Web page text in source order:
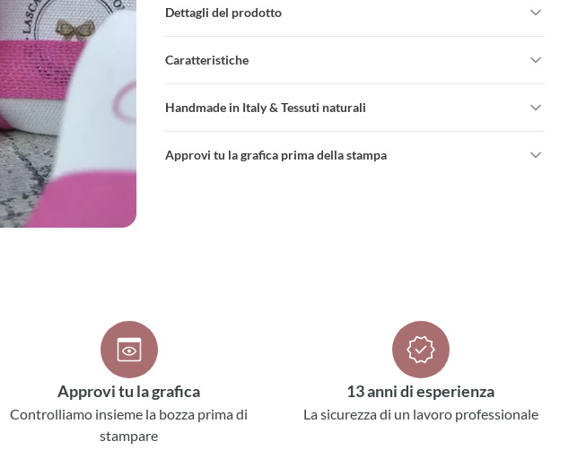
Dettagli del prodotto
Caratteristiche
Handmade in Italy & Tessuti naturali
Approvi tu la grafica prima della stampa
Approvi tu la grafica
Controlliamo insieme la bozza prima di
stampare
13 anni di esperienza
La sicurezza di un lavoro professionale